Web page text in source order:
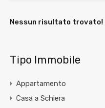
Nessun risultato trovato!
Tipo Immobile
Appartamento
Casa a Schiera